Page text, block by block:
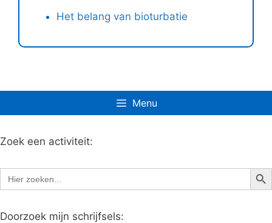
Het belang van bioturbatie
Menu
Zoek een activiteit:
Zoek
naar:
Doorzoek mijn schrijfsels: